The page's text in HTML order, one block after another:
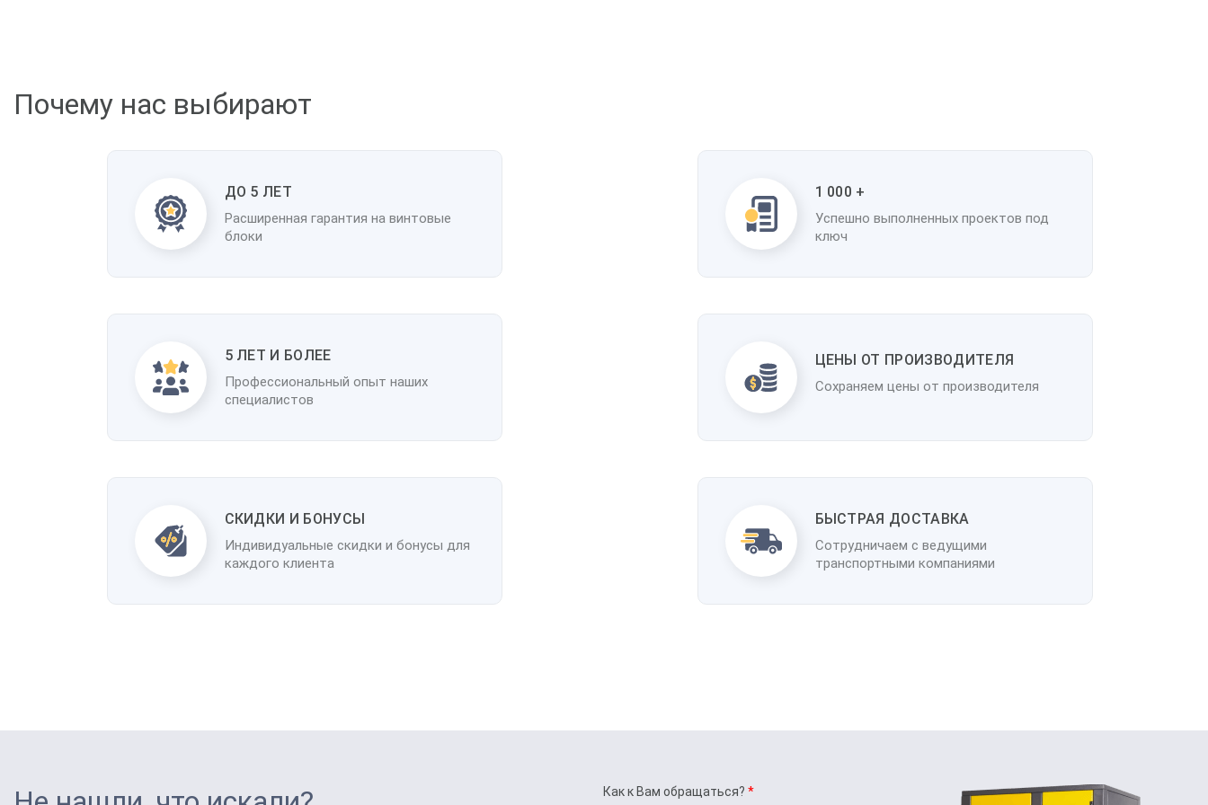
Почему нас выбирают
ДО 5 ЛЕТ
Расширенная гарантия на винтовые
блоки
1 000 +
Успешно выполненных проектов под
ключ
5 ЛЕТ И БОЛЕЕ
Профессиональный опыт наших
специалистов
ЦЕНЫ ОТ ПРОИЗВОДИТЕЛЯ
Сохраняем цены от производителя
CКИДКИ И БОНУСЫ
Индивидуальные скидки и бонусы для
каждого клиента
БЫСТРАЯ ДОСТАВКА
Сотрудничаем с ведущими
транспортными компаниями
Как к Вам обращаться?